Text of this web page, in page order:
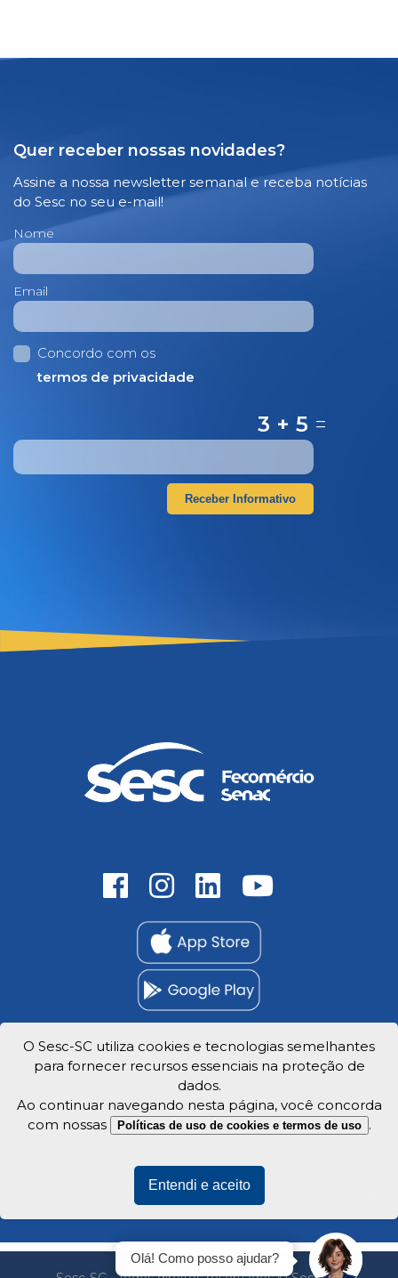
Quer receber nossas novidades?
Assine a nossa newsletter semanal e receba notícias
do Sesc no seu e-mail!
Nome
Email
Concordo com os
termos de privacidade
3 + 5 =
Receber Informativo
Trabalhe Conosco
Privacidade e dados
Veja o mapa do site
O Sesc-SC utiliza cookies e tecnologias semelhantes
para fornecer recursos essenciais na proteção de
dados.
Ao continuar navegando nesta página, você concorda
com nossas
Políticas de uso de cookies e termos de uso .
Entendi e aceito
Olá! Como posso ajudar?